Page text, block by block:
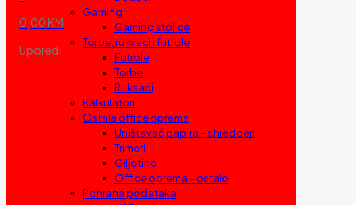
0,00 KM
Uporedi
Gaming
Gaming stolice
Torbe, ruksaci i futrole
Futrole
Torbe
Ruksaci
Kalkulatori
Ostala office oprema
Uništavač papira – shredderi
Trimeri
Giljotine
Office oprema – ostalo
Pohrana podataka